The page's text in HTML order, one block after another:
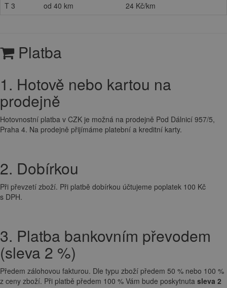
T 3
od 40 km 24 Kč/km
Platba
1. Hotově nebo kartou na
prodejně
Hotovnostní platba v CZK je možná na prodejně Pod Dálnicí 957/5,
Praha 4. Na prodejně přijímáme platební a kreditní karty.
2. Dobírkou
Při převzetí zboží. Při platbě dobírkou účtujeme poplatek 100 Kč
s DPH.
3. Platba bankovním převodem
(sleva 2 %)
Předem zálohovou fakturou. Dle typu zboží předem 50 % nebo 100 %
z ceny zboží. Při platbě předem 100 % Vám bude poskytnuta sleva 2